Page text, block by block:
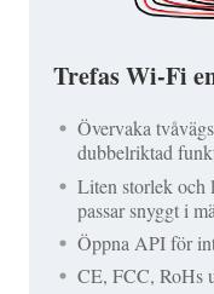
Trefas Wi-Fi
Övervaka
dubbelriktad
Liten storlek och
passar snyggt i
Öppna API för
CE, FCC, RoHs